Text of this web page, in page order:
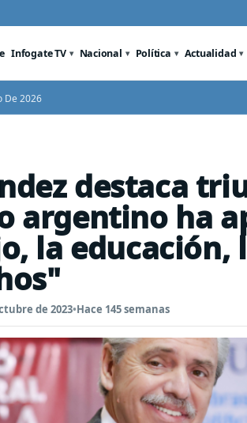
Infogate TV Nacional Política Actualidad
De 2026
destaca
argentino ha
la educación,
de 2023•Hace 145 semanas